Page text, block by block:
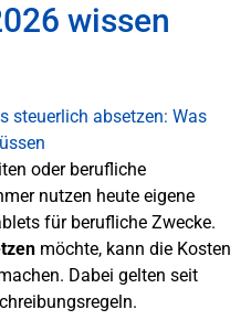
wissen
oder berufliche
nutzen heute eigene
für berufliche Zwecke.
möchte, kann die Kosten
Dabei gelten seit